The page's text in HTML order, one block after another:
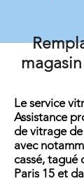
Le service
Assistance
de vitrage
avec
cassé, tagué
Paris 15 et